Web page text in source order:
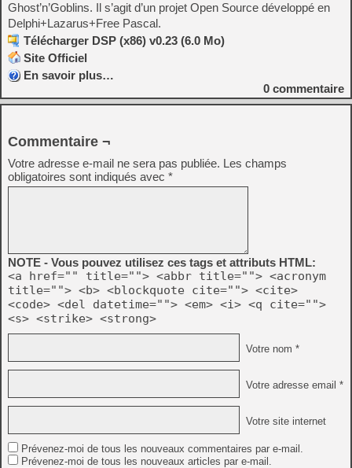
Ghost’n’Goblins. Il s’agit d’un projet Open Source développé en
Delphi+Lazarus+Free Pascal.
Télécharger DSP (x86) v0.23 (6.0 Mo)
Site Officiel
En savoir plus…
0 commentaire
Commentaire ¬
Votre adresse e-mail ne sera pas publiée. Les champs
obligatoires sont indiqués avec *
NOTE - Vous pouvez utilisez ces tags et attributs HTML:
<a href="" title=""> <abbr title=""> <acronym
title=""> <b> <blockquote cite=""> <cite>
<code> <del datetime=""> <em> <i> <q cite="">
<s> <strike> <strong>
Votre nom *
Votre adresse email *
Votre site internet
Prévenez-moi de tous les nouveaux commentaires par e-mail.
Prévenez-moi de tous les nouveaux articles par e-mail.